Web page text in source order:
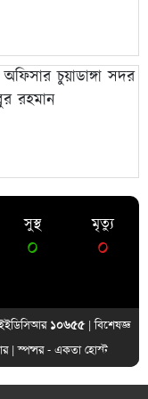
অফিসার চুয়াডাঙ্গা সদর
রহমান
সুস্থ
০
মৃত্যু
০
১০৬৫৫| বিশেষজ্ঞ
| স্পন্সর - একতা হোস্ট